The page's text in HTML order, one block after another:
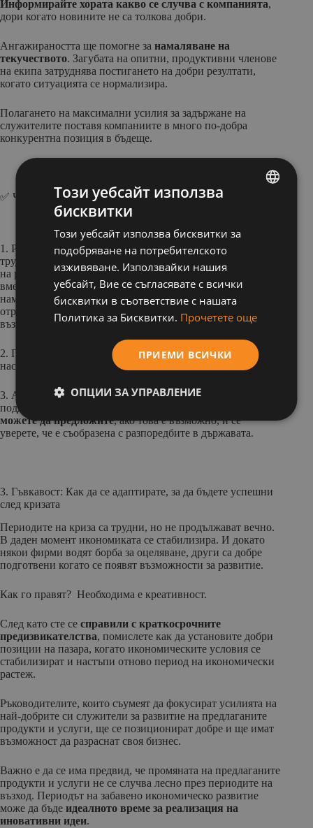
Информирайте хората какво се случва с компанията,
дори когато новините не са толкова добри.
Ангажираността ще помогне за намаляване на
текучеството. Загубата на опитни, продуктивни членове
на екипа затруднява постигането на добри резултати,
когато ситуацията се нормализира.
Полагането на максимални усилия за задържане на
служителите поставя компаниите в много по-добра
конкурентна позиция в бъдеще.
✅ Чеклист за хора
1. Ръководителите, които искат да намалят разходите за
труд, трябва да помислят за стратегии като съкращаване
на работното време или предлагане на неплатен отпуск,
вместо да съкращават хора. Някои компании временно
намалят заплатите в различна степен, което обикновено се
отразява в най-малка степен на служителите с най-ниски
възнаграждения спрямо заплатите на ръководството.;
2. Проучете предлаганите от правителството програми,
насочени към стабилизиране на безработицата;
3. Ако все пак се налага да намалите екипа, за да
поддържате бизнеса си, преценете каква
можете да предложите, ако това е възможно, и се
уверете, че е съобразена с разпоредбите в държавата.
3. Гъвкавост: Как да се адаптирате, за да бъдете успешни
след кризата
Периодите на криза са трудни, но не продължават вечно.
В даден момент икономиката се стабилизира. И докато
някои фирми водят борба за оцеляване, други са добре
подготвени когато се появят възможности за развитие.
Как го правят? Необходима е креативност.
След като сте се справили с краткосрочните
предизвикателства, помислете как да установите добри
позиции на пазара, когато икономическите условия се
стабилизират и настъпи отново период на икономически
растеж.
Ръководителите, които съумеят да фокусират усилията на
най-добрите си служители за развитие на предлаганите
продукти и услуги, ще се позиционират добре и ще имат
възможност да разраснат своя бизнес.
Важно е да се има предвид, че промяната на предлаганите
продукти и услуги не се случва лесно през периодите на
възход. Периодът на забавено икономическо развитие
може да бъде идеалното време за реализация на
иновативни идеи.
ENGLISH
Този уебсайт използва
бисквитки
Този уебсайт използва бисквитки за
подобряване на потребителското
изживяване. Използвайки нашия
уебсайт, Вие се съгласявате с всички
бисквитки в съответствие с нашата
Политика за Бисквитки. Прочетете още
ПРИЕМИ ВСИЧКИ
ОПЦИИ ЗА УПРАВЛЕНИЕ